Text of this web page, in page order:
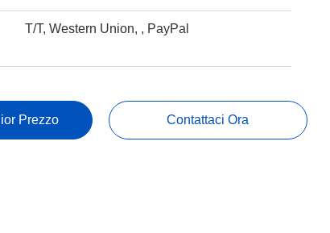
T/T, Western Union, , PayPal
Prezzo Contattaci Ora